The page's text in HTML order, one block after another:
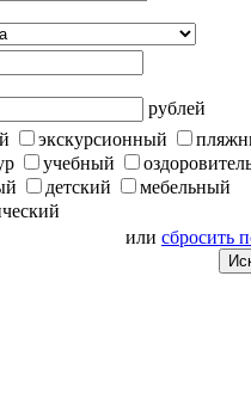
рублей
экскурсионный
учебный
детский
мебельный
или сбросить